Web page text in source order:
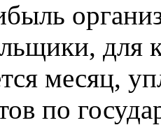
для
месяц,
по